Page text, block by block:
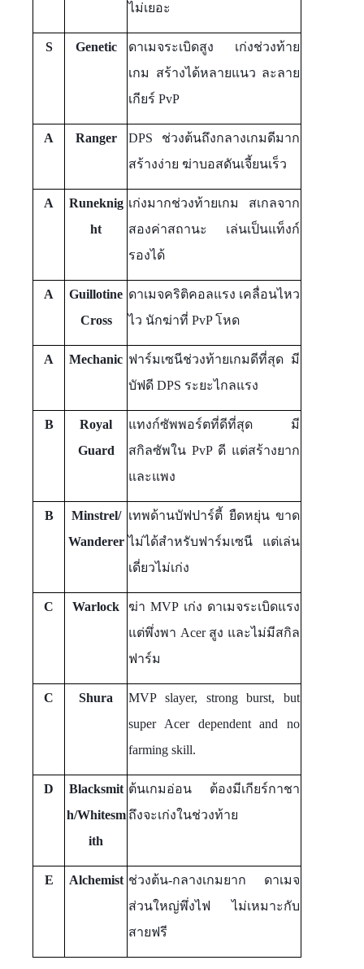
ไม่เยอะ
S Genetic
ดาเมจระเบิดสูง เก่งช่วงท้าย
เกม สร้างได้หลายแนว ละลาย
เกียร์ PvP
A Ranger
DPS ช่วงต้นถึงกลางเกมดีมาก
สร้างง่าย ฆ่าบอสดันเจี้ยนเร็ว
A
Runeknig
ht
เก่งมากช่วงท้ายเกม สเกลจาก
สองค่าสถานะ เล่นเป็นแท็งก์
รองได้
A
Guillotine
Cross
ดาเมจคริติคอลแรง เคลื่อนไหว
ไว นักฆ่าที่ PvP โหด
A Mechanic ฟาร์มเซนีช่วงท้ายเกมดีที่สุด มี
บัฟดี DPS ระยะไกลแรง
B
Royal
Guard
แทงก์ซัพพอร์ตที่ดีที่สุด มี
สกิลซัพใน PvP ดี แต่สร้างยาก
และแพง
B
Minstrel/
Wanderer
เทพด้านบัฟปาร์ตี้ ยืดหยุ่น ขาด
ไม่ได้สำหรับฟาร์มเซนี แต่เล่น
เดี่ยวไม่เก่ง
C Warlock
ฆ่า MVP เก่ง ดาเมจระเบิดแรง
แต่พึ่งพา Acer สูง และไม่มีสกิล
ฟาร์ม
C Shura
MVP slayer, strong burst, but
super Acer dependent and no
farming skill.
D
Blacksmit
h/Whitesm
ith
ต้นเกมอ่อน ต้องมีเกียร์กาชา
ถึงจะเก่งในช่วงท้าย
E Alchemist ช่วงต้น-กลางเกมยาก ดาเมจ
ส่วนใหญ่พึ่งไฟ ไม่เหมาะกับ
สายฟรี